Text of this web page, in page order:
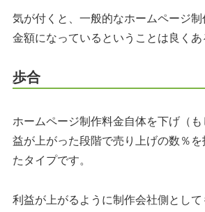
気が付くと、一般的なホームページ
金額になっているということは良くあ
歩合
ホームページ制作料金自体を下げ（も
益が上がった段階で売り上げの数％
たタイプです。
利益が上がるように制作会社側とし